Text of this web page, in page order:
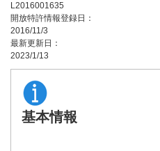
L2016001635
開放特許情報登録日：
2016/11/3
最新更新日：
2023/1/13
基本情報